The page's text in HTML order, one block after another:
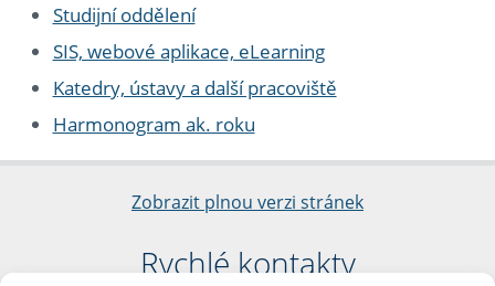
Studijní oddělení
SIS, webové aplikace, eLearning
Katedry, ústavy a další pracoviště
Harmonogram ak. roku
Zobrazit plnou verzi stránek
Rychlé kontakty